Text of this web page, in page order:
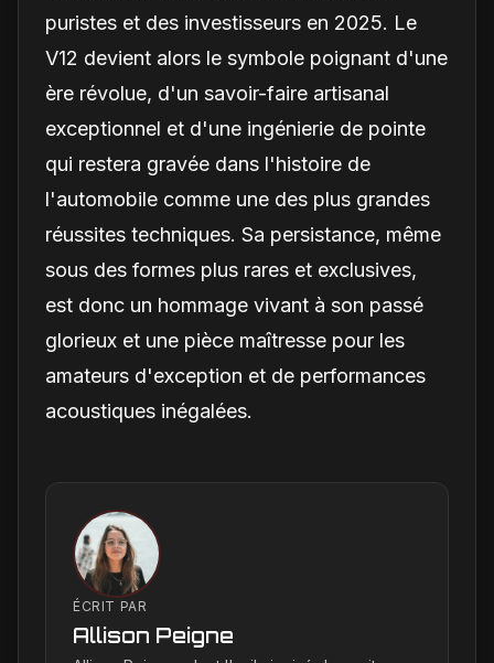
puristes et des investisseurs en 2025. Le
V12 devient alors le symbole poignant d'une
ère révolue, d'un savoir-faire artisanal
exceptionnel et d'une ingénierie de pointe
qui restera gravée dans l'histoire de
l'automobile comme une des plus grandes
réussites techniques. Sa persistance, même
sous des formes plus rares et exclusives,
est donc un hommage vivant à son passé
glorieux et une pièce maîtresse pour les
amateurs d'exception et de performances
acoustiques inégalées.
ÉCRIT PAR
Allison Peigne